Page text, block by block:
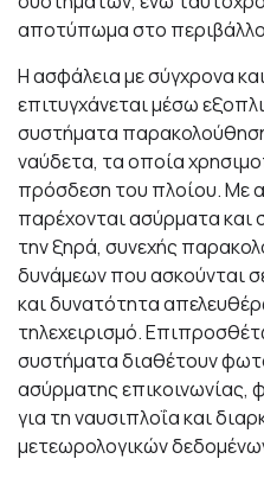
αποτύπωμα στο
Η ασφάλεια με σύγχρονα
επιτυγχάνεται μέσω
συστήματα
ναύδετα, τα οποία
πρόσδεση του πλοίου. Με
παρέχονται ασύρματα και
την ξηρά, συνεχής
δυνάμεων που ασκούνται
και δυνατότητα
τηλεχειρισμό.
συστήματα διαθέτουν
ασύρματης επικοινωνίας,
για τη ναυσιπλοΐα και
μετεωρολογικών